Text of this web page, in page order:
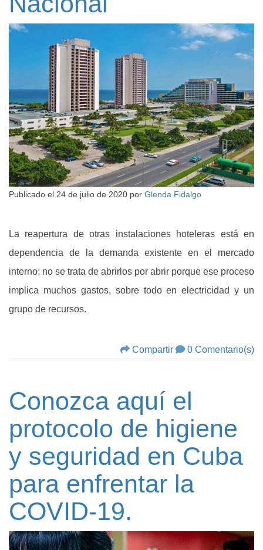
Publicado el 24 de julio de 2020 por Glenda Fidalgo
La reapertura de otras instalaciones hoteleras está en
dependencia de la demanda existente en el mercado
interno; no se trata de abrirlos por abrir porque ese proceso
implica muchos gastos, sobre todo en electricidad y un
grupo de recursos.
Compartir 0 Comentario(s)
Conozca aquí el
protocolo de higiene
y seguridad en Cuba
para enfrentar la
COVID-19.